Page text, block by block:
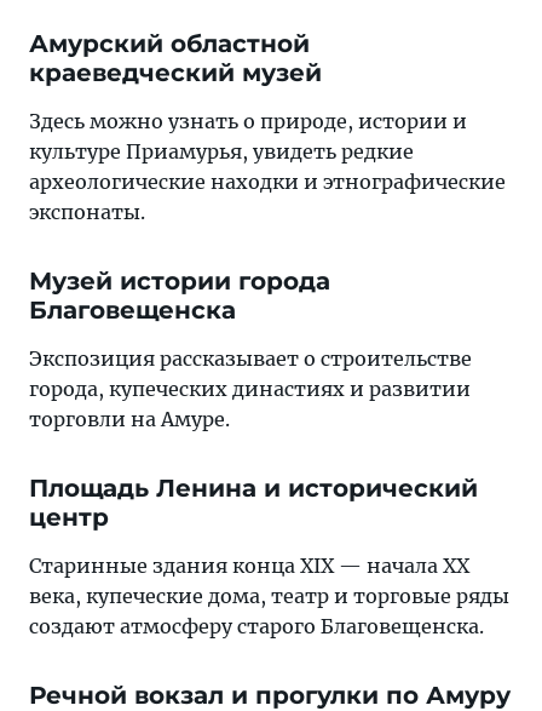
Амурский областной
краеведческий музей
Здесь можно узнать о природе, истории и
культуре Приамурья, увидеть редкие
археологические находки и этнографические
экспонаты.
Музей истории города
Благовещенска
Экспозиция рассказывает о строительстве
города, купеческих династиях и развитии
торговли на Амуре.
Площадь Ленина и исторический
центр
Старинные здания конца XIX — начала XX
века, купеческие дома, театр и торговые ряды
создают атмосферу старого Благовещенска.
Речной вокзал и прогулки по Амуру